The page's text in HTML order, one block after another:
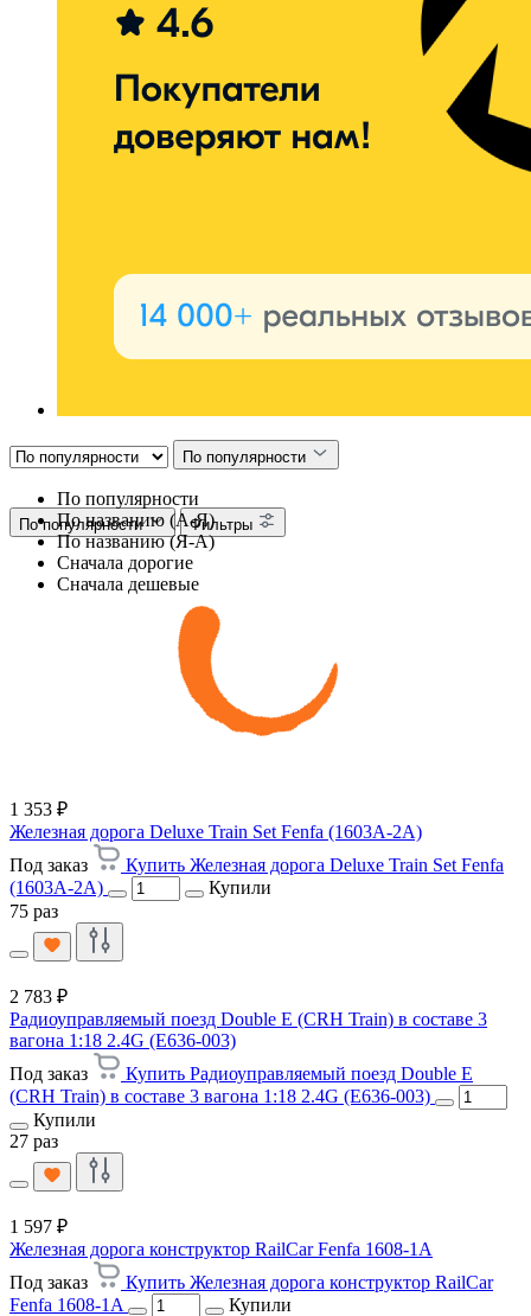
По популярности
По популярности
По названию (А-Я)
По названию (Я-А)
Сначала дорогие
Сначала дешевые
По популярности Фильтры
1 353 ₽
Железная дорога Deluxe Train Set Fenfa (1603A-2A)
Под заказ
Купить Железная дорога Deluxe Train Set Fenfa
(1603A-2A)
Купили
75 раз
2 783 ₽
Радиоуправляемый поезд Double E (CRH Train) в составе 3
вагона 1:18 2.4G (E636-003)
Под заказ
Купить Радиоуправляемый поезд Double E
(CRH Train) в составе 3 вагона 1:18 2.4G (E636-003)
Купили
27 раз
1 597 ₽
Железная дорога конструктор RailCar Fenfa 1608-1A
Под заказ
Купить Железная дорога конструктор RailCar
Fenfa 1608-1A
Купили